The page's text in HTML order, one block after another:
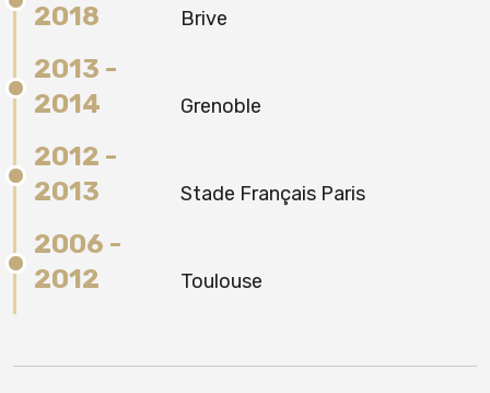
2018
Brive
2013 -
2014
Grenoble
2012 -
2013
Stade Français Paris
2006 -
2012
Toulouse